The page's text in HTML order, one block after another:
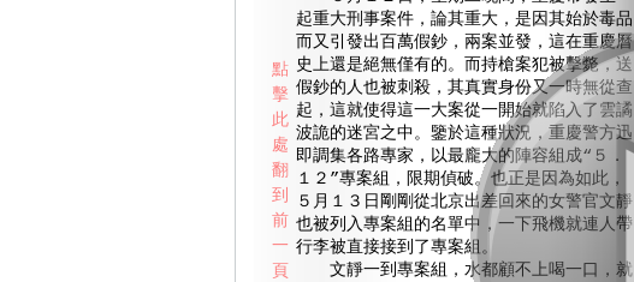
起重大刑事案件，論其重大，是因其始於毒品
而又引發出百萬假鈔，兩案並發，這在重慶曆
史上還是絕無僅有的。而持槍案犯被擊斃，送
假鈔的人也被刺殺，其真實身份又一時無從查
起，這就使得這一大案從一開始就陷入了雲譎
波詭的迷宮之中。鑒於這種狀況，重慶警方迅
即調集各路專家，以最龐大的陣容組成“５．
１２”專案組，限期偵破。也正是因為如此，
５月１３日剛剛從北京出差回來的女警官文靜
也被列入專案組的名單中，一下飛機就連人帶
行李被直接接到了專案組。
文靜一到專案組，水都顧不上喝一口，就
點
擊
此
處
翻
到
前
一
頁